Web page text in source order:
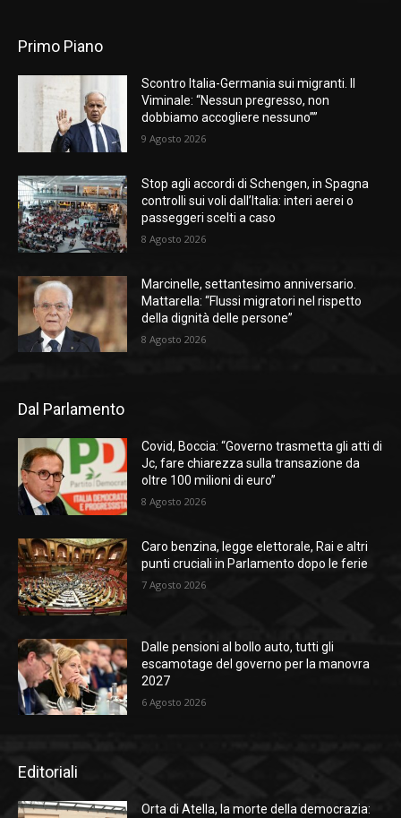
Primo Piano
Scontro Italia-Germania sui migranti. Il
Viminale: “Nessun pregresso, non
dobbiamo accogliere nessuno””
9 Agosto 2026
Stop agli accordi di Schengen, in Spagna
controlli sui voli dall’Italia: interi aerei o
passeggeri scelti a caso
8 Agosto 2026
Marcinelle, settantesimo anniversario.
Mattarella: “Flussi migratori nel rispetto
della dignità delle persone”
8 Agosto 2026
Dal Parlamento
Covid, Boccia: “Governo trasmetta gli atti di
Jc, fare chiarezza sulla transazione da
oltre 100 milioni di euro”
8 Agosto 2026
Caro benzina, legge elettorale, Rai e altri
punti cruciali in Parlamento dopo le ferie
7 Agosto 2026
Dalle pensioni al bollo auto, tutti gli
escamotage del governo per la manovra
2027
6 Agosto 2026
Editoriali
Orta di Atella, la morte della democrazia: